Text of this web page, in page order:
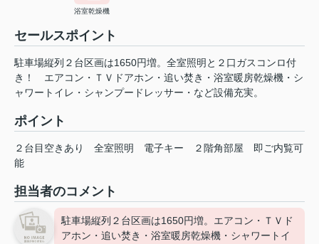
浴室乾燥機
セールスポイント
駐車場縦列２台区画は1650円増。全室照明と２口ガスコンロ付
き！ エアコン・ＴＶドアホン・追い焚き・浴室暖房乾燥機・シ
ャワートイレ・シャンプードレッサー・など設備充実。
ポイント
２台目空きあり 全室照明 電子キー ２階角部屋
即ご内覧可
能
担当者のコメント
駐車場縦列２台区画は1650円増。エアコン・ＴＶド
アホン・追い焚き・浴室暖房乾燥機・シャワートイ